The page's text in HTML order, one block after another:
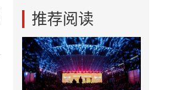
推荐阅读